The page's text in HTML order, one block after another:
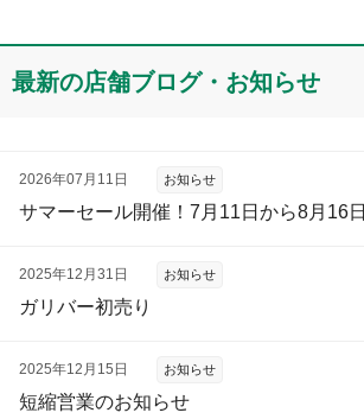
最新の店舗ブログ・お知らせ
2026年07月11日 お知らせ
サマーセール開催！7月11日から8月16日
2025年12月31日 お知らせ
ガリバー初売り
2025年12月15日 お知らせ
短縮営業のお知らせ